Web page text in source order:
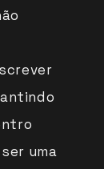
uma